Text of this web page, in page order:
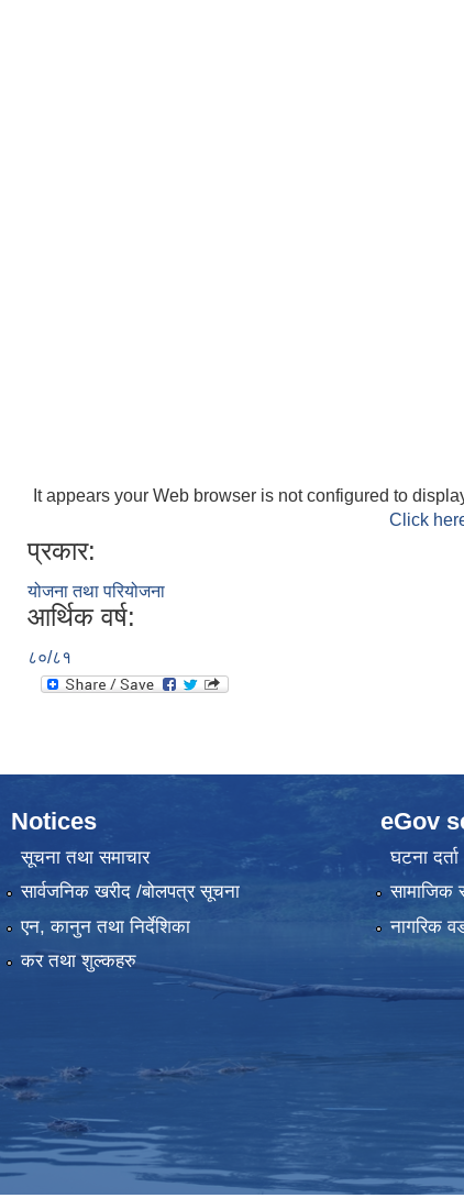
It appears your Web browser is not configured to
Click
प्रकार:
योजना तथा परियोजना
आर्थिक वर्ष:
८०/८१
Notices
सूचना तथा समाचार
सार्वजनिक खरीद /बोलपत्र सूचना
एन, कानुन तथा निर्देशिका
कर तथा शुल्कहरु
eGov
घटना दर्ता
सामाजिक
नागरिक